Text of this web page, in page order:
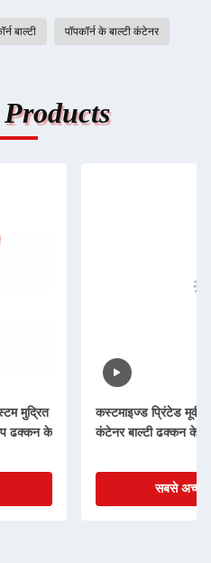
बाल्टी पॉपकॉर्न के बाल्टी कंटेनर
मुद्रित
कप ढक्कन के
कस्टमाइज्ड प्रिंटेड मूवी
कंटेनर बाल्टी ढक्कन के
सबसे अच्छी